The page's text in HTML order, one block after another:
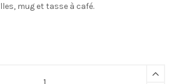
mug et tasse à café.